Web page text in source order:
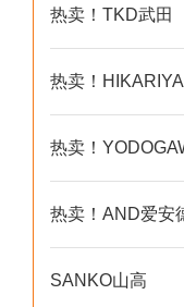
热卖！TKD武田
热卖！
热卖！
热卖！AND爱安
SANKO山高